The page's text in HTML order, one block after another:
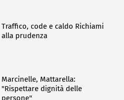
Traffico, code e caldo Richiami
alla prudenza
Marcinelle, Mattarella:
"Rispettare dignità delle
persone"